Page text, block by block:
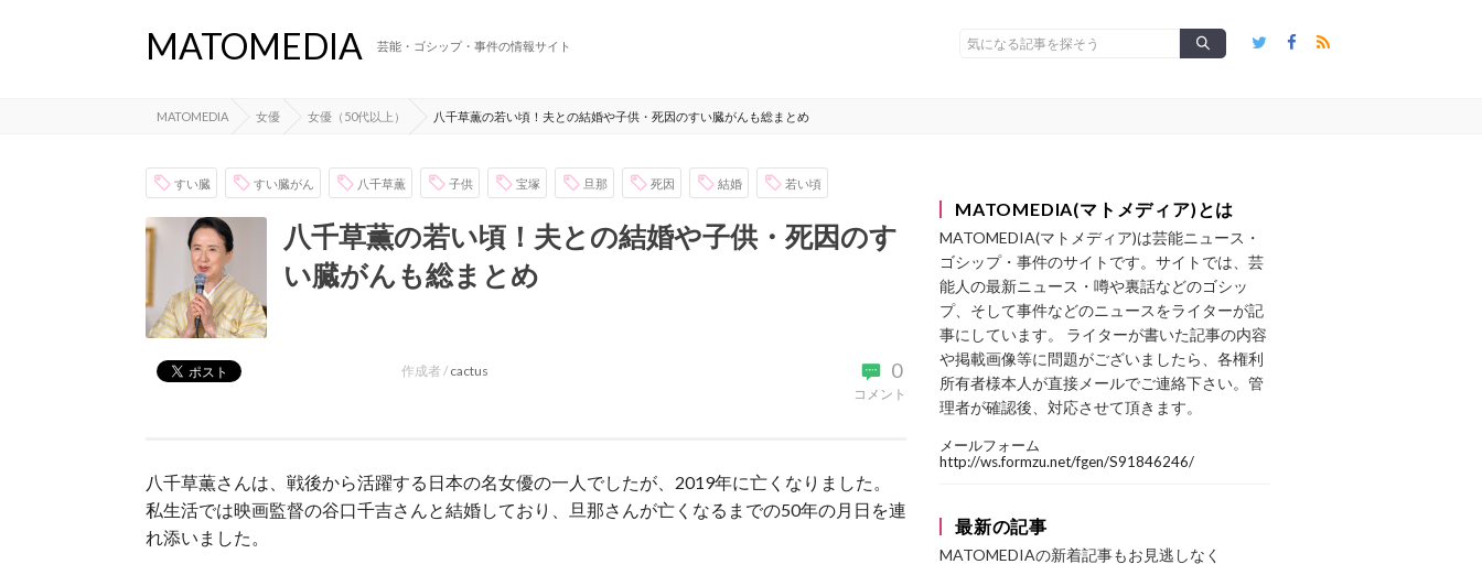
MATOMEDIA 芸能・ゴシップ・事件の情報サイト
MATOMEDIA 女優 女優（50代以上） 八千草薫の若い頃！夫との結婚や子供・死因のすい臓がんも総まとめ
すい臓 すい臓がん 八千草薫 子供 宝塚 旦那 死因 結婚 若い頃
八千草薫の若い頃！夫との結婚や子供・死因のす
い臓がんも総まとめ
0
コメント
作成者 / cactus
八千草薫さんは、戦後から活躍する日本の名女優の一人でしたが、2019年に亡くなりました。
私生活では映画監督の谷口千吉さんと結婚しており、旦那さんが亡くなるまでの50年の月日を連
れ添いました。
MATOMEDIA(マトメディア)とは
MATOMEDIA(マトメディア)は芸能ニュース・
ゴシップ・事件のサイトです。サイトでは、芸
能人の最新ニュース・噂や裏話などのゴシッ
プ、そして事件などのニュースをライターが記
事にしています。 ライターが書いた記事の内容
や掲載画像等に問題がございましたら、各権利
所有者様本人が直接メールでご連絡下さい。管
理者が確認後、対応させて頂きます。
メールフォーム
http://ws.formzu.net/fgen/S91846246/
最新の記事
MATOMEDIAの新着記事もお見逃しなく